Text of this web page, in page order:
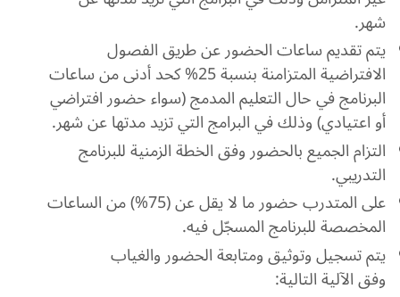
شهر.
يتم تقديم ساعات الحضور عن طريق الفصول
الافتراضية المتزامنة بنسبة 25% كحد أدنى من ساعات
البرنامج في حال التعليم المدمج (سواء حضور افتراضي
أو اعتيادي) وذلك في البرامج التي تزيد مدتها عن شهر.
التزام الجميع بالحضور وفق الخطة الزمنية للبرنامج
التدريبي.
على المتدرب حضور ما لا يقل عن (75%) من الساعات
المخصصة للبرنامج المسجّل فيه.
يتم تسجيل وتوثيق ومتابعة الحضور والغياب
وفق الآلية التالية: